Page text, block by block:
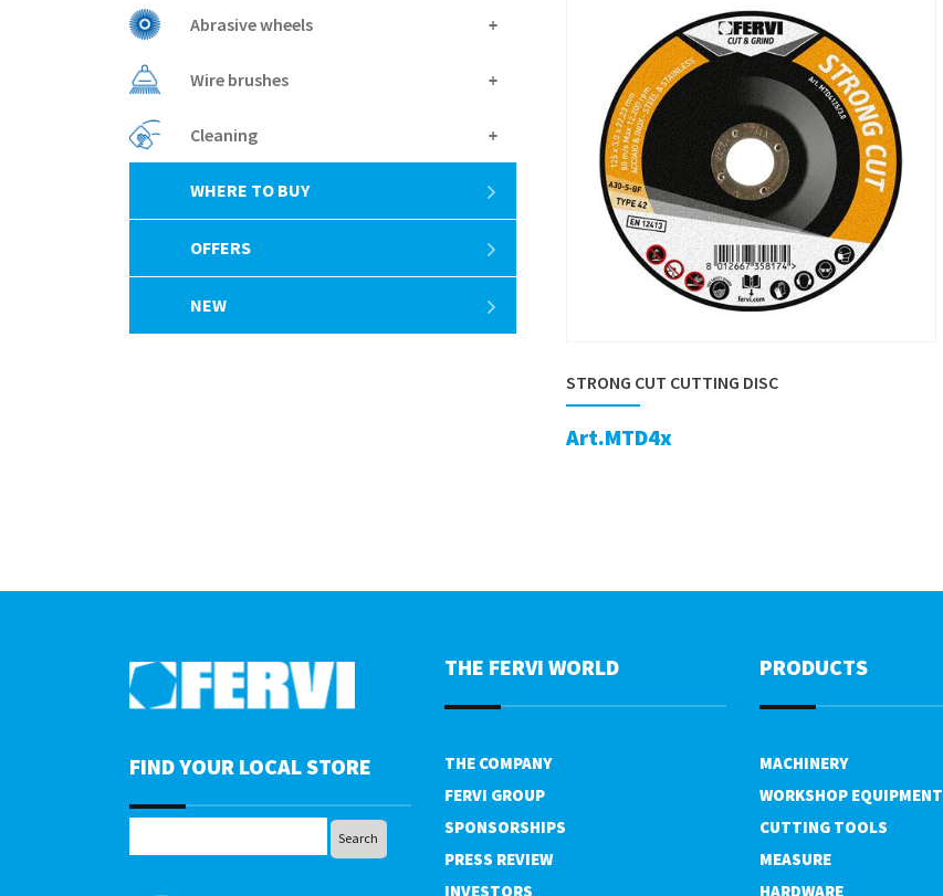
Abrasive wheels
Wire brushes
Cleaning
WHERE TO BUY
OFFERS
NEW
STRONG CUT CUTTING DISC
Art.MTD4x
FIND YOUR LOCAL STORE
THE FERVI WORLD
THE COMPANY
FERVI GROUP
SPONSORSHIPS
PRESS REVIEW
INVESTORS
PRODUCTS
MACHINERY
WORKSHOP EQUIPMENT
CUTTING TOOLS
MEASURE
HARDWARE